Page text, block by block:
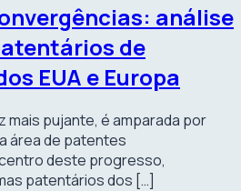
análise
de
EUA e Europa
mais pujante, é amparada por
área de patentes
deste progresso,
patentários dos […]